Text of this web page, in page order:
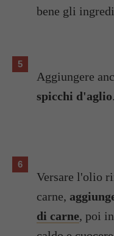
bene gli
Aggiungere
spicchi d'aglio.
Versare l'olio
carne,
di carne, poi